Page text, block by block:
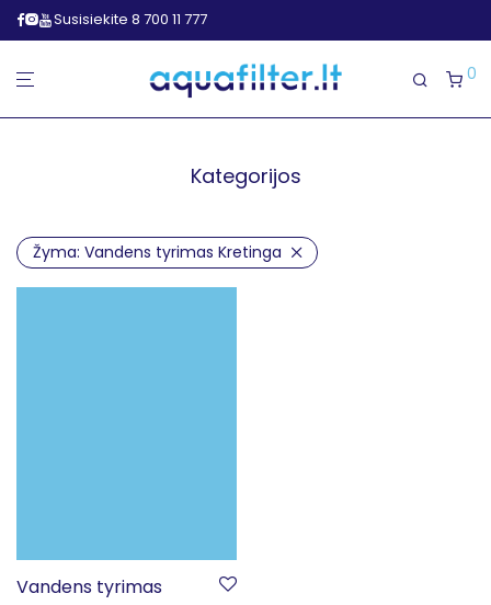
Susisiekite 8 700 11 777
0
Kategorijos
Žyma: Vandens tyrimas Kretinga
Vandens tyrimas